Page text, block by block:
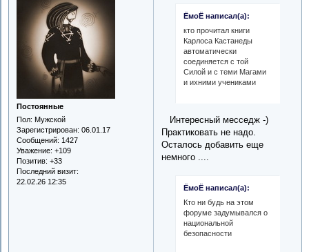
Постоянные
Пол: Мужской
Зарегистрирован: 06.01.17
Сообщений: 1427
Уважение: +109
Позитив: +33
Последний визит:
22.02.26 12:35
ЁмоЁ написал(а):
кто прочитал книги
Карлоса Кастанеды
автоматически
соединяется с той
Силой и с теми Магами
и ихними учениками
Интересный месседж -)
Практиковать не надо.
Осталось добавить еще
немного ....
ЁмоЁ написал(а):
Кто ни будь на этом
форуме задумывался о
национальной
безопасности